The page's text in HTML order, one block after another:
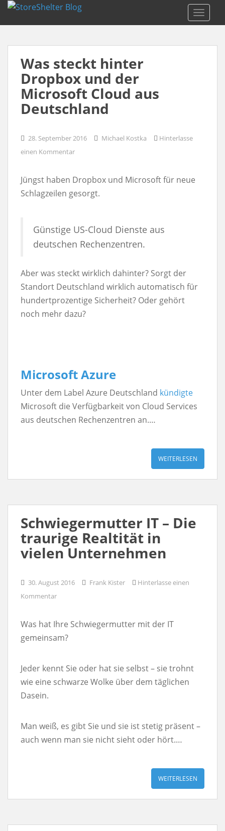
Was steckt hinter
Dropbox und der
Microsoft Cloud aus
Deutschland
28. September 2016 Michael Kostka
Hinterlasse
einen Kommentar
Jüngst haben Dropbox und Microsoft für neue
Schlagzeilen gesorgt.
Günstige US-Cloud Dienste aus
deutschen Rechenzentren.
Aber was steckt wirklich dahinter? Sorgt der
Standort Deutschland wirklich automatisch für
hundertprozentige Sicherheit? Oder gehört
noch mehr dazu?
Microsoft Azure
Unter dem Label Azure Deutschland kündigte
Microsoft die Verfügbarkeit von Cloud Services
aus deutschen Rechenzentren an.…
WEITERLESEN
Schwiegermutter IT – Die
traurige Realtität in
vielen Unternehmen
30. August 2016 Frank Kister
Hinterlasse einen
Kommentar
Was hat Ihre Schwiegermutter mit der IT
gemeinsam?
Jeder kennt Sie oder hat sie selbst – sie trohnt
wie eine schwarze Wolke über dem täglichen
Dasein.
Man weiß, es gibt Sie und sie ist stetig präsent –
auch wenn man sie nicht sieht oder hört.…
WEITERLESEN